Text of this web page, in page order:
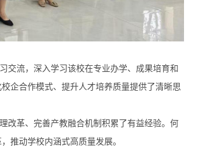
流，深入学习该校在专业办学、成果培育和
企合作模式、提升人才培养质量提供了清晰思
革、完善产教融合机制积累了有益经验。何
推动学校内涵式高质量发展。